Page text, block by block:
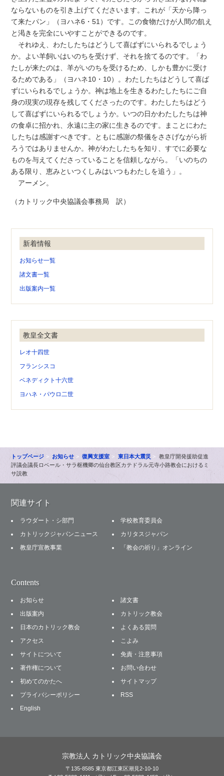
ならないものを引き上げてくださいます。これが「天から降っ
て来たパン」（ヨハネ6・51）です。この食物だけが人間の飢え
と渇きを完全にいやすことができるのです。
それゆえ、わたしたちはどうして喜ばずにいられるでしょう
か。よい羊飼いはいのちを受けず、それを捨てるのです。「わ
たしが来たのは、羊がいのちを受けるため、しかも豊かに受け
るためである」（ヨハネ10・10）。わたしたちはどうして喜ば
ずにいられるでしょうか。神は地上を生きるわたしたちにご自
身の現実の現存を残してくださったのです。わたしたちはどう
して喜ばずにいられるでしょうか。いつの日かわたしたちは神
の食卓に招かれ、永遠に主の家に生きるのです。まことにわた
したちは感謝すべきです。ともに感謝の祭儀をささげながら祈
ろうではありませんか。神がわたしたちを知り、すでに必要な
ものを与えてくださっていることを信頼しながら。「いのちの
ある限り、恵みといつくしみはいつもわたしを追う」。
アーメン。
（カトリック中央協議会事務局 訳）
新着情報
お知らせ一覧
諸文書一覧
出版案内一覧
教皇全文書
レオ十四世
フランシスコ
ベネディクト十六世
ヨハネ・パウロ二世
トップページ お知らせ 復興支援室 東日本大震災
教皇庁開発援助促進
評議会議長ロベール・サラ枢機卿の仙台教区カテドラル元寺小路教会におけるミ
サ説教
関連サイト
ラウダート・シ部門
学校教育委員会
カトリックジャパンニュース
カリタスジャパン
教皇庁宣教事業
「教会の祈り」オンライン
Contents
お知らせ
諸文書
出版案内
カトリック教会
日本のカトリック教会
よくある質問
アクセス
こよみ
サイトについて
免責・注意事項
著作権について
お問い合わせ
初めてのかたへ
サイトマップ
プライバシーポリシー
RSS
English
宗教法人 カトリック中央協議会
〒135-8585 東京都江東区潮見2-10-10